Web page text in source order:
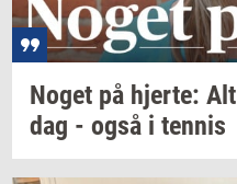
Noget på hjer­te: Alt
dag - også i ten­nis